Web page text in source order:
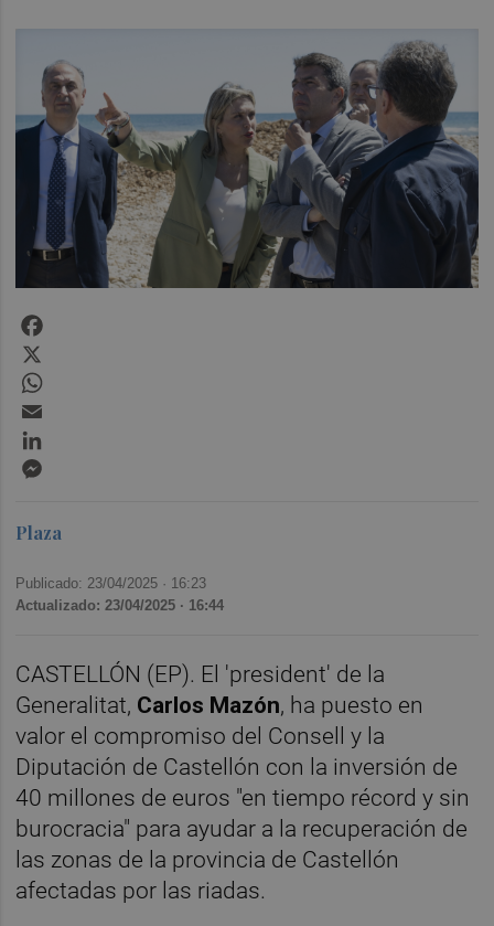
Plaza
Publicado: 23/04/2025 · 16:23
Actualizado: 23/04/2025 · 16:44
CASTELLÓN (EP). El 'president' de la
Generalitat, Carlos Mazón, ha puesto en
valor el compromiso del Consell y la
Diputación de Castellón con la inversión de
40 millones de euros "en tiempo récord y sin
burocracia" para ayudar a la recuperación de
las zonas de la provincia de Castellón
afectadas por las riadas.